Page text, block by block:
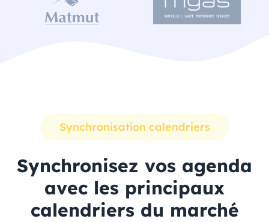
Synchronisation calendriers
Synchronisez vos agenda
avec les principaux
calendriers du marché